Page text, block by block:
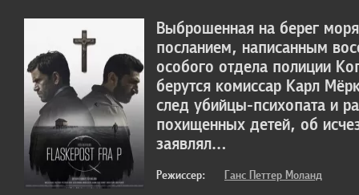
Выброшенная на берег
посланием, написанным
особого отдела полиции
берутся комиссар Карл
след убийцы-психопата и
похищенных детей, об
заявлял…
Режиссер:
Ганс Петтер Моланд